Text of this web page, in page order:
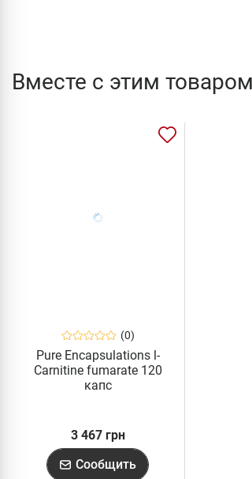
Вместе с этим
(0)
Pure Encapsulations l-
Carnitine fumarate 120
капс
3 467 грн
Сообщить